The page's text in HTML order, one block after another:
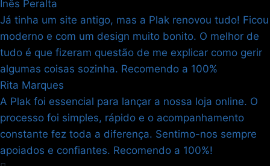
Inês Peralta
Já tinha um site antigo, mas a Plak renovou tudo! Ficou
moderno e com um design muito bonito. O melhor de
tudo é que fizeram questão de me explicar como gerir
algumas coisas sozinha. Recomendo a 100%
Rita Marques
A Plak foi essencial para lançar a nossa loja online. O
processo foi simples, rápido e o acompanhamento
constante fez toda a diferença. Sentimo-nos sempre
apoiados e confiantes. Recomendo a 100%!